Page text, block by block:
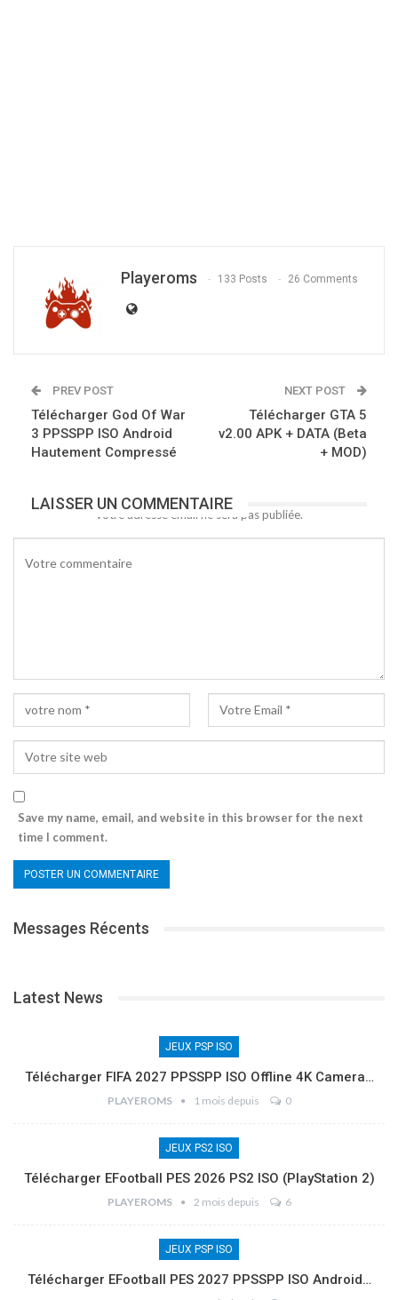
Playeroms 133 Posts 26 Comments
PREV POST
Télécharger God Of War
3 PPSSPP ISO Android
Hautement Compressé
NEXT POST
Télécharger GTA 5
v2.00 APK + DATA (Beta
+ MOD)
LAISSER UN COMMENTAIRE
Votre adresse email ne sera pas publiée.
Save my name, email, and website in this browser for the next
time I comment.
Messages Récents
Latest News
JEUX PSP ISO
Télécharger FIFA 2027 PPSSPP ISO Offline 4K Camera…
PLAYEROMS 1 mois depuis 0
JEUX PS2 ISO
Télécharger EFootball PES 2026 PS2 ISO (PlayStation 2)
PLAYEROMS 2 mois depuis 6
JEUX PSP ISO
Télécharger EFootball PES 2027 PPSSPP ISO Android…